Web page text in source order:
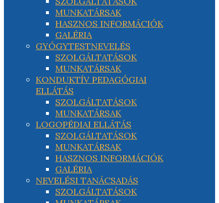
MUNKATÁRSAK
HASZNOS INFORMÁCIÓK
GALÉRIA
GYÓGYTESTNEVELÉS
SZOLGÁLTATÁSOK
MUNKATÁRSAK
KONDUKTÍV PEDAGÓGIAI
ELLÁTÁS
SZOLGÁLTATÁSOK
MUNKATÁRSAK
LOGOPÉDIAI ELLÁTÁS
SZOLGÁLTATÁSOK
MUNKATÁRSAK
HASZNOS INFORMÁCIÓK
GALÉRIA
NEVELÉSI TANÁCSADÁS
SZOLGÁLTATÁSOK